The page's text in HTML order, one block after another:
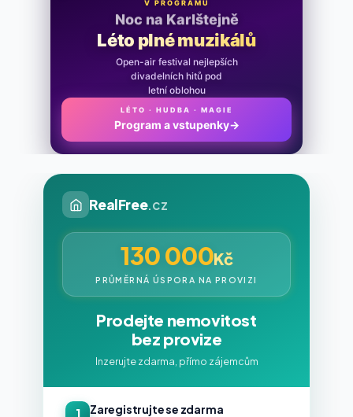
V PROGRAMU
Noc na Karlštejně
Léto plné muzikálů
Open-air festival nejlepších
divadelních hitů pod
letní oblohou
LÉTO · HUDBA · MAGIE
Program a vstupenky →
RealFree.cz
130 000Kč
PRŮMĚRNÁ ÚSPORA NA PROVIZI
Prodejte nemovitost
bez provize
Inzerujte zdarma, přímo zájemcům
1 Zaregistrujte se zdarma